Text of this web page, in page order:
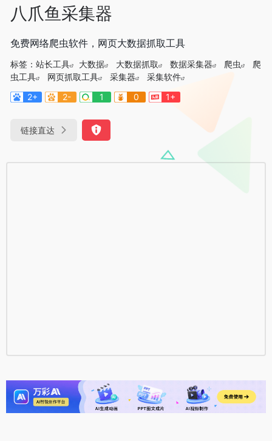
八爪鱼采集器
免费网络爬虫软件，网页大数据抓取工具
标签： 站长工具 大数据 大数据抓取 数据采集器 爬虫
爬
虫工具
网页抓取工具 采集器
采集软件
2+
2- 1 0 1+
链接直达